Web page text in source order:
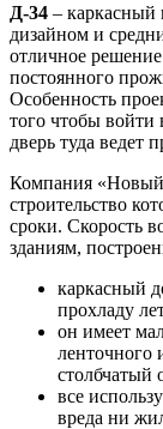
Д-34 – каркасный
дизайном и
отличное
постоянного
Особенность
того чтобы
дверь туда ведет
Компания «Новый
строительство
сроки. Скорость
зданиям,
каркасный
прохладу
он имеет
ленточного
столбчатый
все
вреда ни